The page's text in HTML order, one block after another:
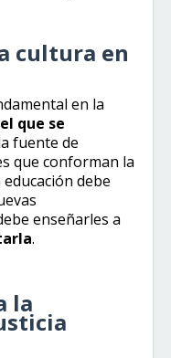
cultura en
en la
que se
fuente de
que conforman la
debe
enseñarles a
.
la